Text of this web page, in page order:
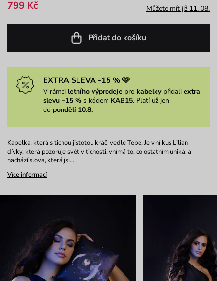
799 Kč Můžete mít již 11. 08.
Přidat do košíku
EXTRA SLEVA -15 % 🩷
V rámci letního výprodeje pro kabelkypřidali extra
slevu −15 % s kódem KAB15. Platí už jen
do pondělí 10.8.
Kabelka, která s tichou jistotou kráčí vedle Tebe. Je v ní kus Lilian –
dívky, která pozoruje svět v tichosti, vnímá to, co ostatním uniká, a
nachází slova, která jsi…
Více informací